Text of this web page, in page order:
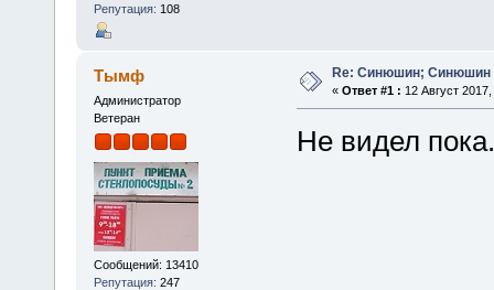
Репутация: 108
Тымф
Администратор
Ветеран
Сообщений: 13410
Репутация: 247
Re: Синюшин; Синюшин
« Ответ #1 : 12 Август
Не видел